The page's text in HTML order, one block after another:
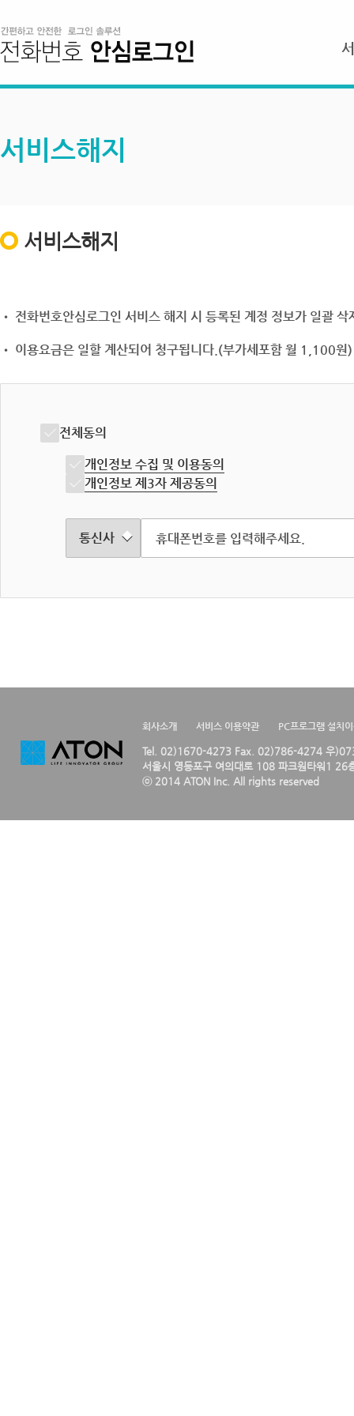
서비스해지
서비스해지
• 전화번호안심로그인 서비스 해지 시 등록된 계정 정보가 일괄
• 이용요금은 일할 계산되어 청구됩니다.(부가세포함 월 1,100원)
전체동의
개인정보 수집 및 이용동의
개인정보 제3자 제공동의
회사소개 서비스 이용약관 PC프로그램 설치
Tel. 02)1670-4273 Fax. 02)786-4274 우
서울시 영등포구 여의대로 108 파크원타워1 26
ⓒ 2014 ATON Inc. All rights reserved